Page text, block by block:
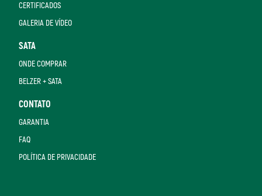
CERTIFICADOS
GALERIA DE VÍDEO
SATA
ONDE COMPRAR
BELZER + SATA
CONTATO
GARANTIA
FAQ
POLÍTICA DE PRIVACIDADE